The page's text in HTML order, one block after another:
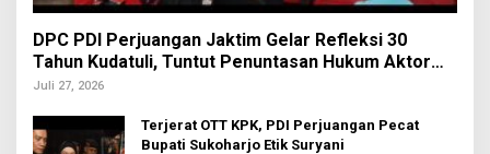
DPC PDI Perjuangan Jaktim Gelar Refleksi 30
Tahun Kudatuli, Tuntut Penuntasan Hukum Aktor
Intelektual
Juli 27, 2026
Terjerat OTT KPK, PDI Perjuangan Pecat
Bupati Sukoharjo Etik Suryani